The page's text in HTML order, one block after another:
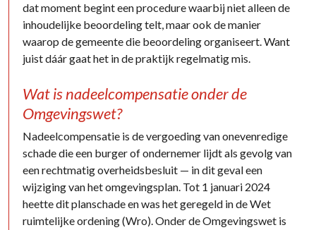
dat moment begint een procedure waarbij niet alleen de
inhoudelijke beoordeling telt, maar ook de manier
waarop de gemeente die beoordeling organiseert. Want
juist dáár gaat het in de praktijk regelmatig mis.
Wat is nadeelcompensatie onder de
Omgevingswet?
Nadeelcompensatie is de vergoeding van onevenredige
schade die een burger of ondernemer lijdt als gevolg van
een rechtmatig overheidsbesluit — in dit geval een
wijziging van het omgevingsplan. Tot 1 januari 2024
heette dit planschade en was het geregeld in de Wet
ruimtelijke ordening (Wro). Onder de Omgevingswet is